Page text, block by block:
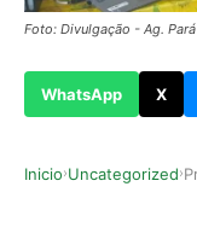
Foto: Divulgação - Ag. Pará
WhatsApp X
Inicio›Uncategorized›